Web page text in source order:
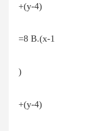
+(y-4)
=8 B.(x-1
)
+(y-4)